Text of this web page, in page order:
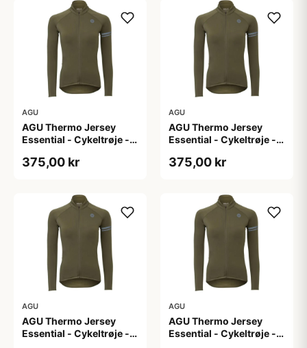
AGU
AGU Thermo Jersey
Essential - Cykeltrøje -
L
375,00 kr
AGU
AGU Thermo Jersey
Essential - Cykeltrøje -
M
375,00 kr
AGU
AGU Thermo Jersey
Essential - Cykeltrøje -
AGU
AGU Thermo Jersey
Essential - Cykeltrøje -